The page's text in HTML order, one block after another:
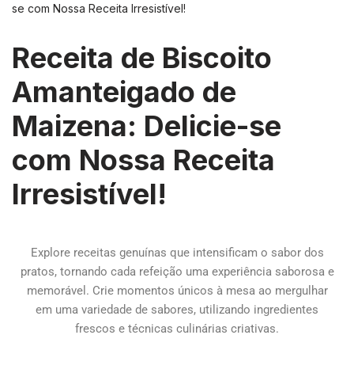
se com Nossa Receita Irresistível!
Receita de Biscoito
Amanteigado de
Maizena: Delicie-se
com Nossa Receita
Irresistível!
Explore receitas genuínas que intensificam o sabor dos
pratos, tornando cada refeição uma experiência saborosa e
memorável. Crie momentos únicos à mesa ao mergulhar
em uma variedade de sabores, utilizando ingredientes
frescos e técnicas culinárias criativas.